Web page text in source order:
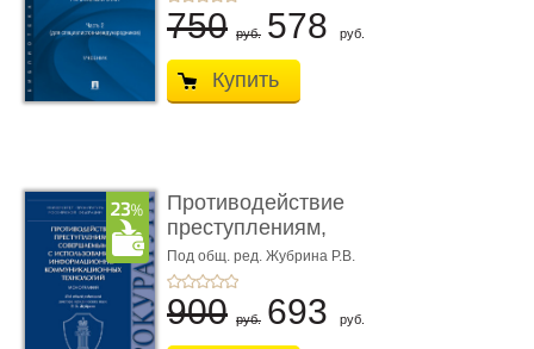
750 руб. 578 руб.
Купить
Противодействие
преступлениям,
совершаемым с ...
Под общ. ред. Жубрина Р.В.
900 руб. 693 руб.